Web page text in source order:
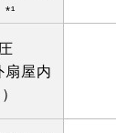
*¹
扇屋内
）